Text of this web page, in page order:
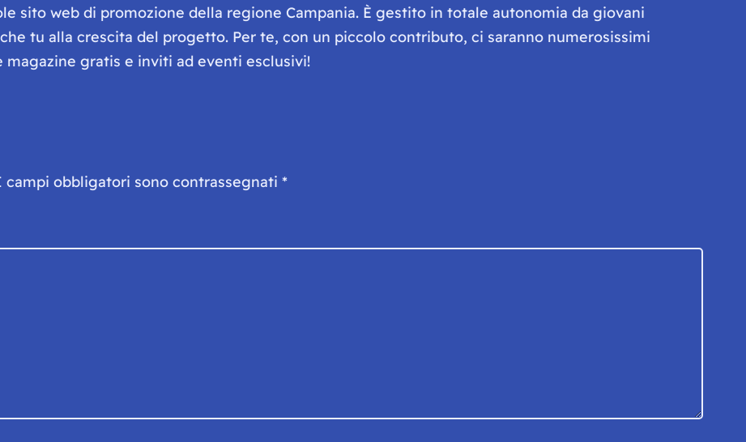
sito web di promozione della regione Campania. È gestito in totale autonomia da giovani
tu alla crescita del progetto. Per te, con un piccolo contributo, ci saranno numerosissimi
gratis e inviti ad eventi esclusivi!
campi obbligatori sono contrassegnati *